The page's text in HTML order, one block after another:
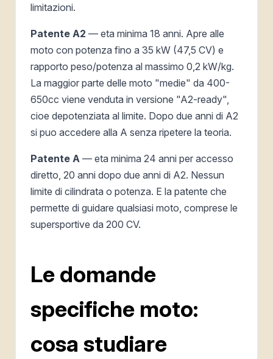
limitazioni.
Patente A2 — eta minima 18 anni. Apre alle
moto con potenza fino a 35 kW (47,5 CV) e
rapporto peso/potenza al massimo 0,2 kW/kg.
La maggior parte delle moto "medie" da 400-
650cc viene venduta in versione "A2-ready",
cioe depotenziata al limite. Dopo due anni di A2
si puo accedere alla A senza ripetere la teoria.
Patente A — eta minima 24 anni per accesso
diretto, 20 anni dopo due anni di A2. Nessun
limite di cilindrata o potenza. E la patente che
permette di guidare qualsiasi moto, comprese le
supersportive da 200 CV.
Le domande
specifiche moto:
cosa studiare